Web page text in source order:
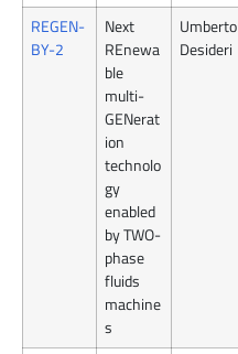
REGEN-
BY-2
Next
REnewa
ble
multi-
GENerat
ion
technolo
gy
enabled
by TWO-
phase
fluids
machine
s
Umberto
Desideri